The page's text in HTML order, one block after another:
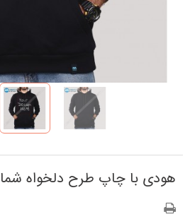
هودی با چاپ طرح دلخواه شما